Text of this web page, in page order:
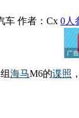
车 作者： Cx 0人
海马M6的谍照